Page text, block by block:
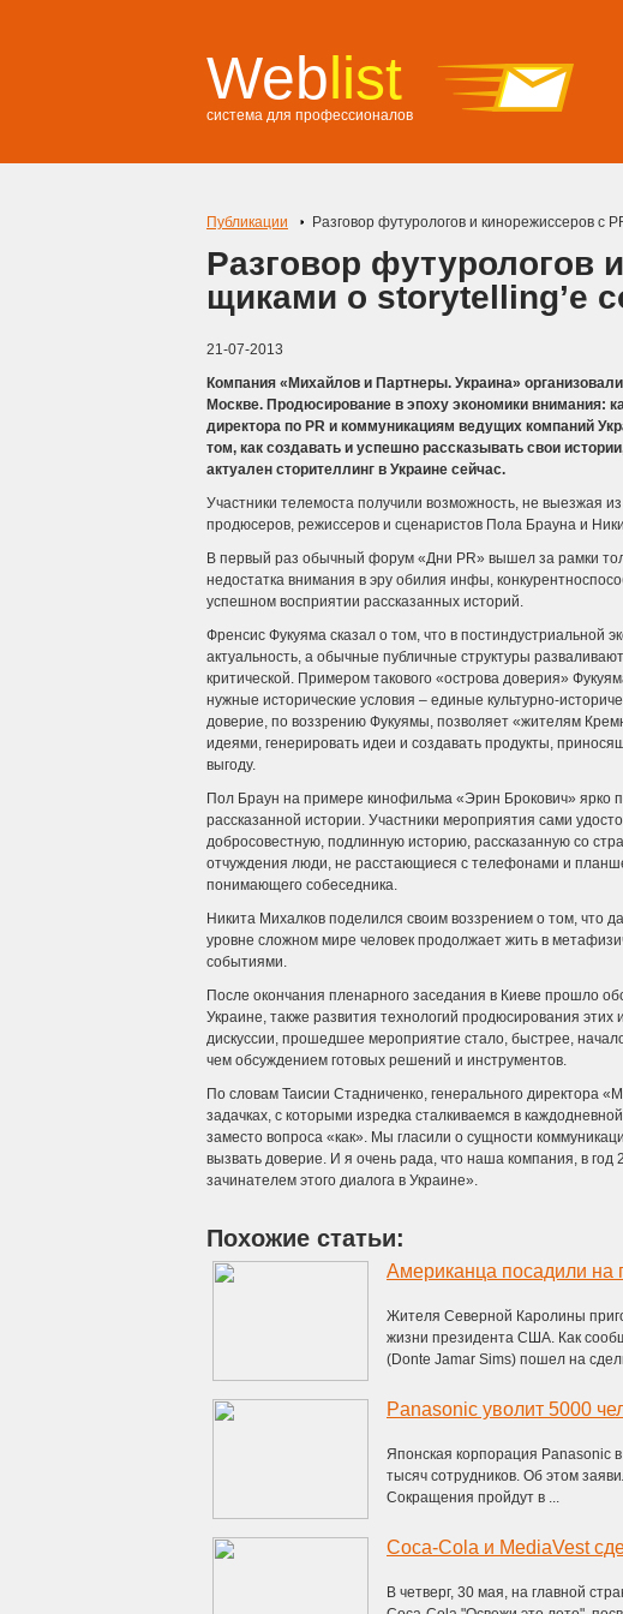
Weblist
система для профессионалов
Публикации Разговор футурологов и кинорежиссеров с
Разговор футурологов
щиками о storytelling’е
21-07-2013
Компания «Михайлов и Партнеры. Украина»
Москве. Продюсирование в эпоху экономики внимания:
директора по PR и коммуникациям ведущих компаний
том, как создавать и успешно рассказывать свои
актуален сторителлинг в Украине сейчас.
Участники телемоста получили возможность, не выезжая
продюсеров, режиссеров и сценаристов Пола Брауна и
В первый раз обычный форум «Дни PR» вышел за рамки
недостатка внимания в эру обилия инфы,
успешном восприятии рассказанных историй.
Френсис Фукуяма сказал о том, что в постиндустриальной
актуальность, а обычные публичные структуры
критической. Примером такового «острова доверия»
нужные исторические условия – единые культурно-
доверие, по воззрению Фукуямы, позволяет «жителям
идеями, генерировать идеи и создавать продукты,
выгоду.
Пол Браун на примере кинофильма «Эрин Брокович» ярко
рассказанной истории. Участники мероприятия сами
добросовестную, подлинную историю, рассказанную со
отчуждения люди, не расстающиеся с телефонами и
понимающего собеседника.
Никита Михалков поделился своим воззрением о том, что
уровне сложном мире человек продолжает жить в
событиями.
После окончания пленарного заседания в Киеве прошло
Украине, также развития технологий продюсирования
дискуссии, прошедшее мероприятие стало, быстрее,
чем обсуждением готовых решений и инструментов.
По словам Таисии Стадниченко, генерального директора
задачках, с которыми изредка сталкиваемся в
заместо вопроса «как». Мы гласили о сущности
вызвать доверие. И я очень рада, что наша компания, в
зачинателем этого диалога в Украине».
Похожие статьи:
Американца посадили на
Жителя Северной Каролины
жизни президента США. Как
(Donte Jamar Sims) пошел на
Panasonic уволит 5000
Японская корпорация Panasonic
тысяч сотрудников. Об этом
Сокращения пройдут в ...
Coca-Cola и MediaVest
В четверг, 30 мая, на главной